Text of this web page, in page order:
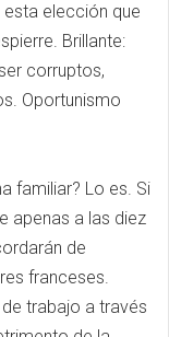
elección que
Brillante:
corruptos,
Oportunismo
familiar? Lo es. Si
apenas a las diez
de
franceses.
trabajo a través